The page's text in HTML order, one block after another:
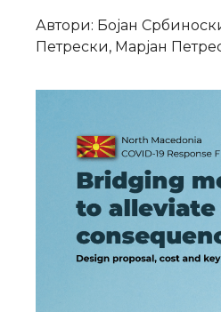
Автори: Бојан
Петрески, Марјан